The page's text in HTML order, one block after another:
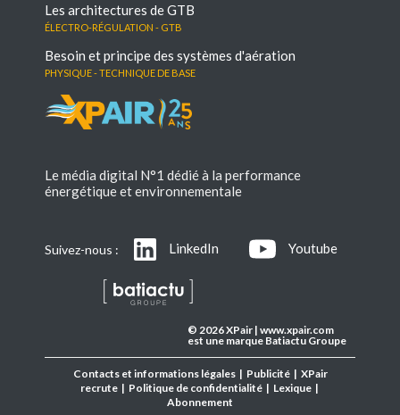
Les architectures de GTB
électro-régulation - GTB
Besoin et principe des systèmes d'aération
Physique - Technique de base
Le média digital N°1 dédié à la performance
énergétique et environnementale
Suivez-nous : LinkedIn Youtube
© 2026 XPair | www.xpair.com
est une marque Batiactu Groupe
Contacts et informations légales| Publicité| XPair
recrute| Politique de confidentialité| Lexique|
Abonnement